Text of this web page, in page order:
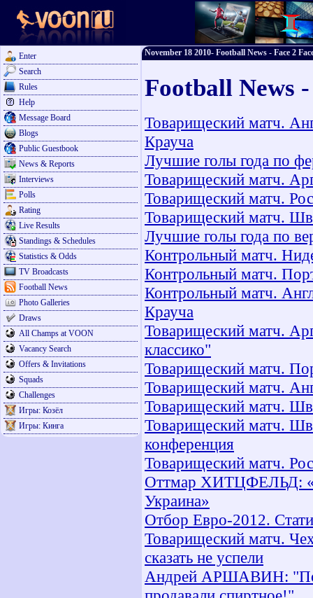
Enter
Search
Rules
Help
Message Board
Blogs
Public Guestbook
News & Reports
Interviews
Polls
Rating
Live Results
Standings & Schedules
Statistics & Odds
TV Broadcasts
Football News
Photo Galleries
Draws
All Champs at VOON
Vacancy Search
Offers & Invitations
Squads
Challenges
Игры: Козёл
Игры: Кинга
November 18 2010- Football News - Face 2
Football News
Товарищеский матч.
Крауча
Лучшие голы года по
Товарищеский матч.
Товарищеский матч.
Товарищеский матч.
Лучшие голы года по
Контрольный матч.
Контрольный матч.
Контрольный матч.
Крауча
Товарищеский матч.
классико"
Товарищеский матч.
Товарищеский матч.
Товарищеский матч.
Товарищеский матч.
конференция
Товарищеский матч.
Оттмар ХИТЦФЕЛЬД:
Украина»
Отбор Евро-2012.
Товарищеский матч.
сказать не успели
Андрей АРШАВИН: